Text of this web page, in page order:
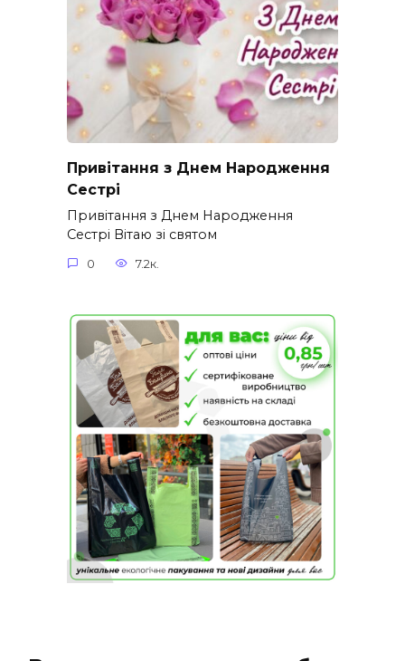
Привітання з Днем Народження
Сестрі
Привітання з Днем Народження
Сестрі Вітаю зі святом
0 7.2к.